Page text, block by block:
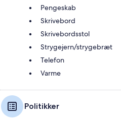
Pengeskab
Skrivebord
Skrivebordsstol
Strygejern/strygebræt
Telefon
Varme
Politikker